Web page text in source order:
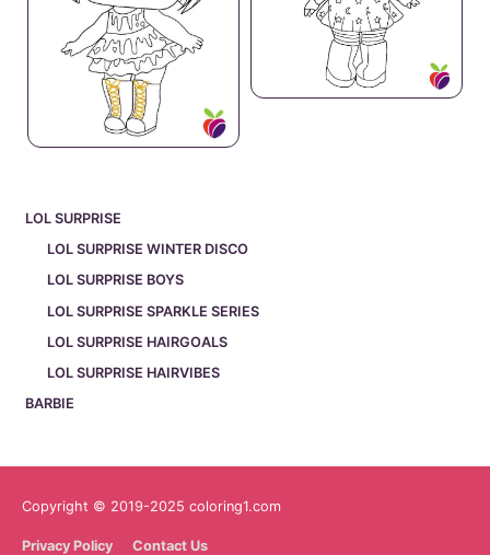
LOL SURPRISE
LOL SURPRISE WINTER DISCO
LOL SURPRISE BOYS
LOL SURPRISE SPARKLE SERIES
LOL SURPRISE HAIRGOALS
LOL SURPRISE HAIRVIBES
BARBIE
Copyright © 2019-2025 coloring1.com
Privacy Policy Contact Us